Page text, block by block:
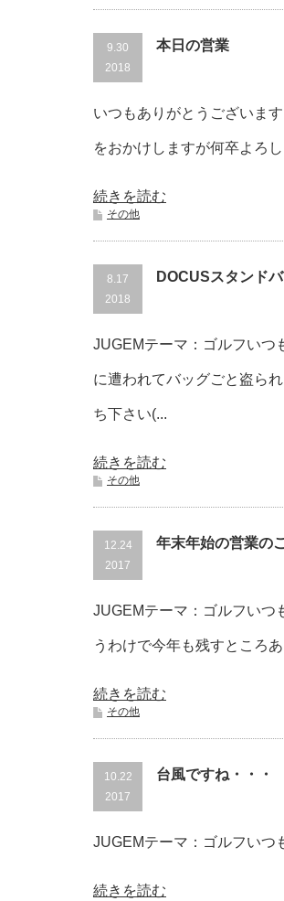
9.30
2018
本日の営業
いつもありがとうございま
をおかけしますが何卒よろ
続きを読む
その他
8.17
2018
DOCUSスタンドバ
JUGEMテーマ：ゴルフいつ
に遭われてバッグごと盗ら
ち下さい(...
続きを読む
その他
12.24
2017
年末年始の営業の
JUGEMテーマ：ゴルフいつ
うわけで今年も残すところ
続きを読む
その他
10.22
2017
台風ですね・・・
JUGEMテーマ：ゴルフいつ
続きを読む